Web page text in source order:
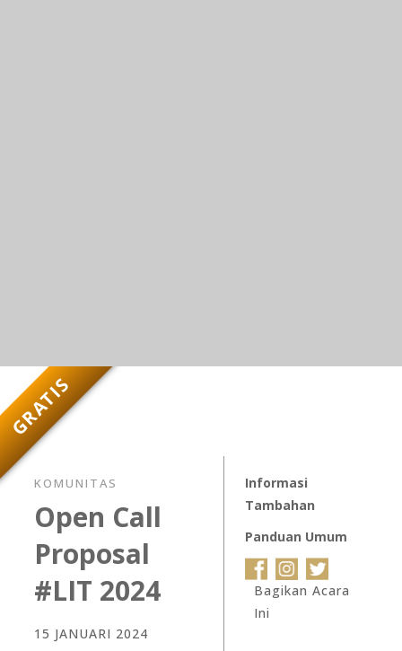
GRATIS
KOMUNITAS
Open Call
Proposal
#LIT 2024
15 JANUARI 2024
Informasi
Tambahan
Panduan Umum
Bagikan Acara
Ini